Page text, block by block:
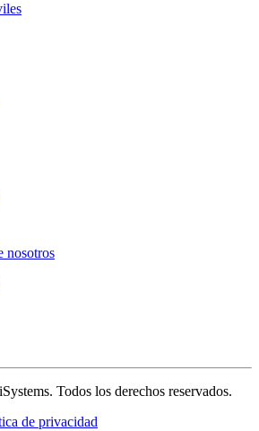
nosotros
Todos los derechos reservados.
de privacidad